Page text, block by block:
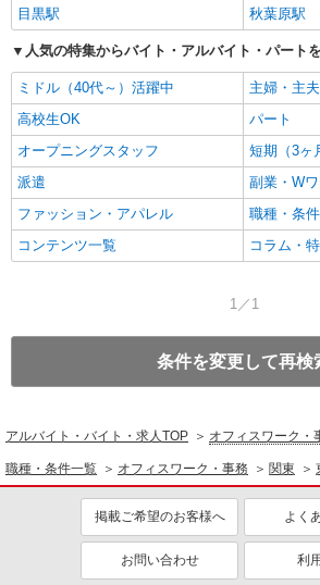
目黒駅
秋葉原駅
人気の特集からバイト・アルバイト・パート
ミドル（40代～）活躍中
主婦・主
高校生OK
パート
オープニングスタッフ
短期（3ヶ
派遣
副業・W
ファッション・アパレル
職種・条
コンテンツ一覧
コラム・
1／1
条件を変更して再検
アルバイト・バイト・求人TOP オフィスワーク・
職種・条件一覧 オフィスワーク・事務 関東
掲載ご希望のお客様へ よく
お問い合わせ 利